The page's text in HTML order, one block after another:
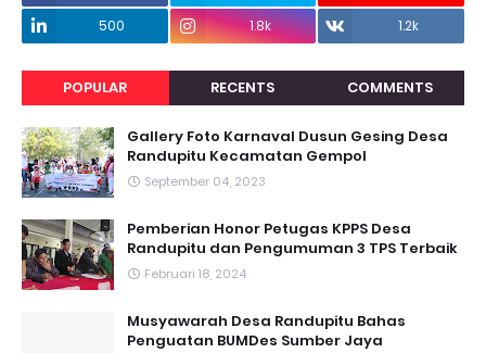
500
1.8k 1.2k
POPULAR RECENTS COMMENTS
Gallery Foto Karnaval Dusun Gesing Desa
Randupitu Kecamatan Gempol
September 04, 2023
Pemberian Honor Petugas KPPS Desa
Randupitu dan Pengumuman 3 TPS Terbaik
Februari 18, 2024
Musyawarah Desa Randupitu Bahas
Penguatan BUMDes Sumber Jaya